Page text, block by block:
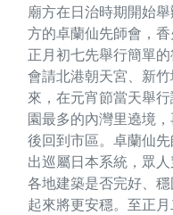
廟方在日治時期開始
方的卓蘭仙先師會，
正月初七先舉行簡單
會請北港朝天宮、新
來，在元宵節當天舉
園最多的內灣里遶境
後回到市區。卓蘭仙
出巡屬日本系統，眾
各地建築是否完好、
起來將更安穩。至正